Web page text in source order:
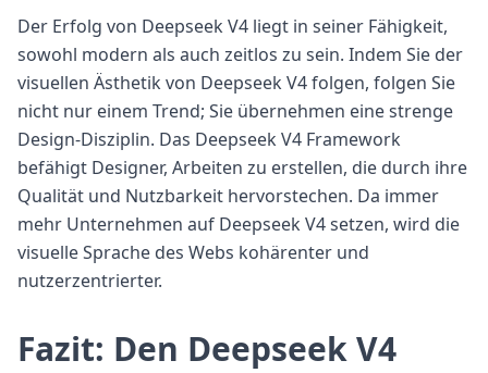
Der Erfolg von Deepseek V4 liegt in seiner Fähigkeit,
sowohl modern als auch zeitlos zu sein. Indem Sie der
visuellen Ästhetik von Deepseek V4 folgen, folgen Sie
nicht nur einem Trend; Sie übernehmen eine strenge
Design-Disziplin. Das Deepseek V4 Framework
befähigt Designer, Arbeiten zu erstellen, die durch ihre
Qualität und Nutzbarkeit hervorstechen. Da immer
mehr Unternehmen auf Deepseek V4 setzen, wird die
visuelle Sprache des Webs kohärenter und
nutzerzentrierter.
Fazit: Den Deepseek V4